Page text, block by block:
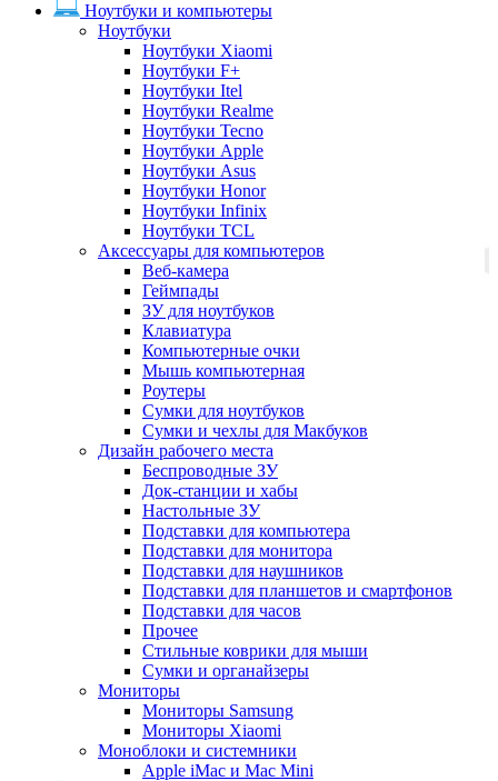
Ноутбуки и компьютеры
Ноутбуки
Ноутбуки Xiaomi
Ноутбуки F+
Ноутбуки Itel
Ноутбуки Realme
Ноутбуки Tecno
Ноутбуки Apple
Ноутбуки Asus
Ноутбуки Honor
Ноутбуки Infinix
Ноутбуки TCL
Аксессуары для компьютеров
Веб-камера
Геймпады
ЗУ для ноутбуков
Клавиатура
Компьютерные очки
Мышь компьютерная
Роутеры
Сумки для ноутбуков
Сумки и чехлы для Макбуков
Дизайн рабочего места
Беспроводные ЗУ
Док-станции и хабы
Настольные ЗУ
Подставки для компьютера
Подставки для монитора
Подставки для наушников
Подставки для планшетов и смартфонов
Подставки для часов
Прочее
Стильные коврики для мыши
Сумки и органайзеры
Мониторы
Мониторы Samsung
Мониторы Xiaomi
Моноблоки и системники
Apple iMac и Mac Mini